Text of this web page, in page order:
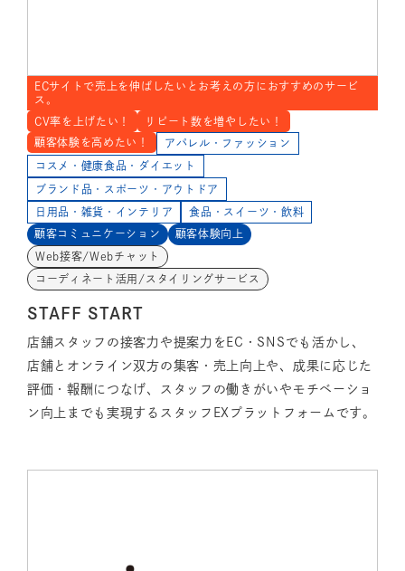
ECサイトで売上を伸ばしたいとお考えの方におすすめのサービ
ス。
CV率を上げたい！
リピート数を増やしたい！
顧客体験を高めたい！
アパレル・ファッション
コスメ・健康食品・ダイエット
ブランド品・スポーツ・アウトドア
日用品・雑貨・インテリア 食品・スイーツ・飲料
顧客コミュニケーション 顧客体験向上
Web接客/Webチャット
コーディネート活用/スタイリングサービス
STAFF START
店舗スタッフの接客力や提案力をEC・SNSでも活かし、
店舗とオンライン双方の集客・売上向上や、成果に応じた
評価・報酬につなげ、スタッフの働きがいやモチベーショ
ン向上までも実現するスタッフEXプラットフォームです。